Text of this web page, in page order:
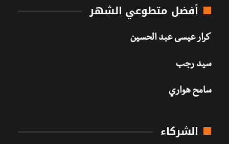
أفضل متطوعي الشهر
كرار عيسى عبد الحسين
سيد رجب
سامح هواري
الشركاء